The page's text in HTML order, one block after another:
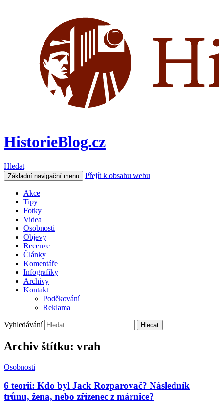
HistorieBlog.cz
Hledat
Základní navigační menu Přejít k obsahu webu
Akce
Tipy
Fotky
Videa
Osobnosti
Objevy
Recenze
Články
Komentáře
Infografiky
Archivy
Kontakt
Poděkování
Reklama
Vyhledávání
Archiv štítku: vrah
Osobnosti
6 teorií: Kdo byl Jack Rozparovač? Následník
trůnu, žena, nebo zřízenec z márnice?